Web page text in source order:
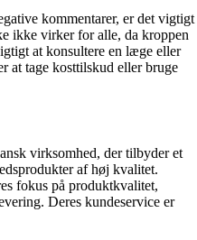
kommentarer, er det vigtigt
ikke virker for alle, da kroppen
at konsultere en læge eller
at tage kosttilskud eller bruge
virksomhed, der tilbyder et
af høj kvalitet.
fokus på produktkvalitet,
Deres kundeservice er